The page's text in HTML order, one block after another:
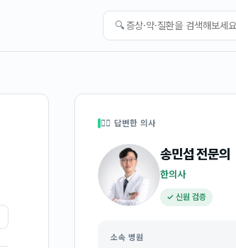
🔍
👩‍⚕️ 답변한 의사
송민섭전문의
한의사
✓ 신원 검증
소속 병원